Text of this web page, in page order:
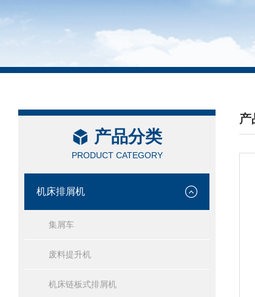
产品分类
PRODUCT CATEGORY
机床排屑机
集屑车
废料提升机
机床链板式排屑机
产
/